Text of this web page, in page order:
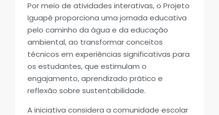
Por meio de atividades interativas, o Projeto
Iguapé proporciona uma jornada educativa
pelo caminho da água e da educação
ambiental, ao transformar conceitos
técnicos em experiências significativas para
os estudantes, que estimulam o
engajamento, aprendizado prático e
reflexão sobre sustentabilidade.
A iniciativa considera a comunidade escolar